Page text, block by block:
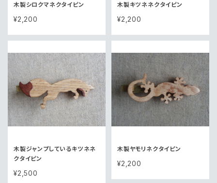
木製シロクマネクタイピン
¥2,200
木製キツネネクタイピン
¥2,200
木製ジャンプしているキツネネ
クタイピン
¥2,500
木製ヤモリネクタイピン
¥2,200